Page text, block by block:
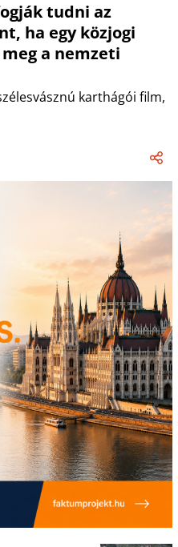
tudni az
ha egy közjogi
a nemzeti
karthágói film,